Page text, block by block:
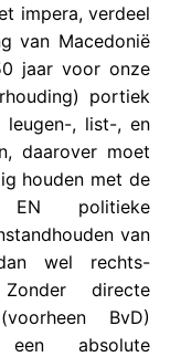
impera, verdeel
van Macedonië
jaar voor onze
portiek
leugen-, list-, en
daarover moet
houden met de
EN politieke
van
wel rechts-
directe
BvD)
absolute